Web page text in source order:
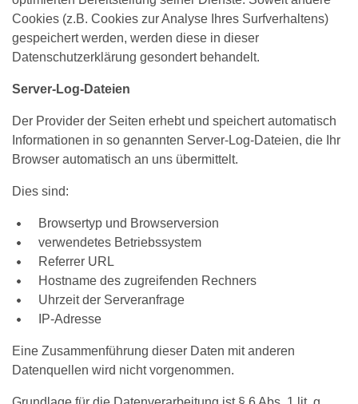
Cookies (z.B. Cookies zur Analyse Ihres Surfverhaltens)
gespeichert werden, werden diese in dieser
Datenschutzerklärung gesondert behandelt.
Server-Log-Dateien
Der Provider der Seiten erhebt und speichert automatisch
Informationen in so genannten Server-Log-Dateien, die Ihr
Browser automatisch an uns übermittelt.
Dies sind:
Browsertyp und Browserversion
verwendetes Betriebssystem
Referrer URL
Hostname des zugreifenden Rechners
Uhrzeit der Serveranfrage
IP-Adresse
Eine Zusammenführung dieser Daten mit anderen
Datenquellen wird nicht vorgenommen.